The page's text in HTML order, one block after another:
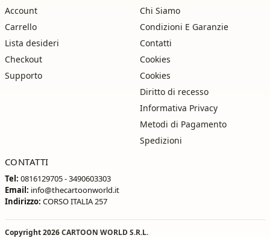
Account
Carrello
Lista desideri
Checkout
Supporto
Chi Siamo
Condizioni E Garanzie
Contatti
Cookies
Cookies
Diritto di recesso
Informativa Privacy
Metodi di Pagamento
Spedizioni
CONTATTI
Tel: 0816129705 - 3490603303
Email: info@thecartoonworld.it
Indirizzo: CORSO ITALIA 257
Copyright 2026CARTOON WORLD S.R.L.